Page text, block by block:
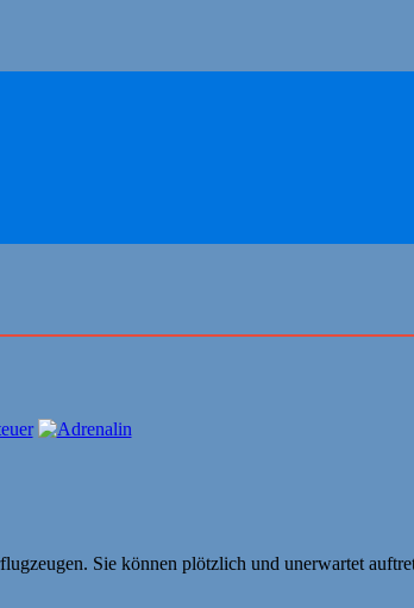
Sie können plötzlich und unerwartet